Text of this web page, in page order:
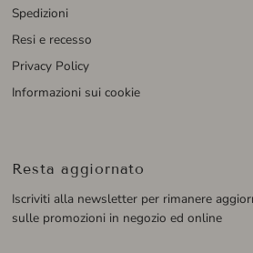
Spedizioni
Resi e recesso
Privacy Policy
Informazioni sui cookie
Resta aggiornato
Iscriviti alla newsletter per rimanere
sulle promozioni in negozio ed online